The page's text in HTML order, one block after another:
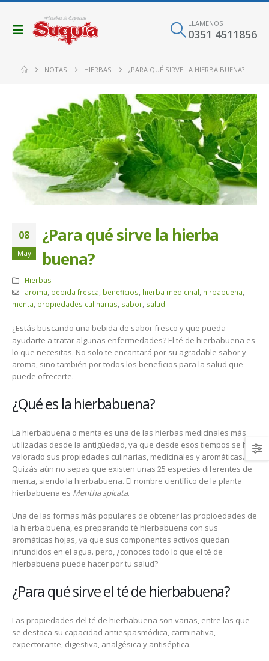
LLAMENOS
0351 4511856
NOTAS HIERBAS ¿PARA QUÉ SIRVE LA HIERBA BUENA?
08
May
¿Para qué sirve la hierba
buena?
Hierbas
aroma bebida fresca beneficios hierba medicinal hirbabuena
menta propiedades culinarias sabor salud
¿Estás buscando una bebida de sabor fresco y que pueda
ayudarte a tratar algunas enfermedades? El té de hierbabuena es
lo que necesitas. No solo te encantará por su agradable sabor y
aroma, sino también por todos los beneficios para la salud que
puede ofrecerte.
¿Qué es la hierbabuena?
La hierbabuena o menta es una de las hierbas medicinales más
utilizadas desde la antigüedad, ya que desde esos tiempos se han
valorado sus propiedades culinarias, medicinales y aromáticas.
Quizás aún no sepas que existen unas 25 especies diferentes de
menta, siendo la hierbabuena. El nombre científico de la planta
hierbabuena es Mentha spicata.
Una de las formas más populares de obtener las propioedades de
la hierba buena, es preparando té hierbabuena con sus
aromáticas hojas, ya que sus componentes activos quedan
infundidos en el agua. pero, ¿conoces todo lo que el té de
hierbabuena puede hacer por tu salud?
¿Para qué sirve el té de hierbabuena?
Las propiedades del té de hierbabuena son varias, entre las que
se destaca su capacidad antiespasmódica, carminativa,
expectorante, digestiva, analgésica y antiséptica.